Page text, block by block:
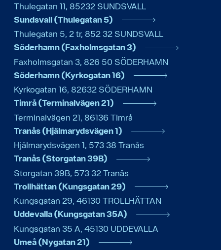
Thulegatan 11, 85232 SUNDSVALL
Sundsvall (Thulegatan 5)
Thulegatan 5, 2 tr, 852 32 SUNDSVALL
Söderhamn (Faxholmsgatan 3)
Faxholmsgatan 3, 826 50 SÖDERHAMN
Söderhamn (Kyrkogatan 16)
Kyrkogatan 16, 82632 SÖDERHAMN
Timrå (Terminalvägen 21)
Terminalvägen 21, 86136 Timrå
Tranås (Hjälmarydsvägen 1)
Hjälmarydsvägen 1, 573 38 Tranås
Tranås (Storgatan 39B)
Storgatan 39B, 573 32Tranås
Trollhättan (Kungsgatan 29)
Kungsgatan 29, 46130 TROLLHÄTTAN
Uddevalla (Kungsgatan 35A)
Kungsgatan 35 A, 45130 UDDEVALLA
Umeå (Nygatan 21)